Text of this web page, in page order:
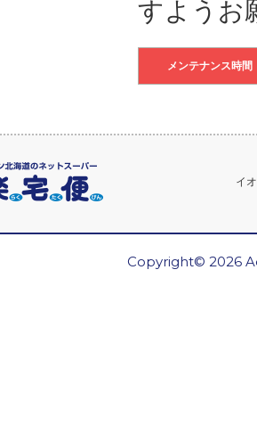
すようお
メンテナンス時間
イ
Copyright© 2026